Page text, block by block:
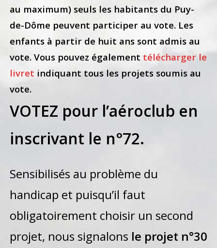
au maximum) seuls les habitants du Puy-
de-Dôme peuvent participer au vote. Les
enfants à partir de huit ans sont admis au
vote. Vous pouvez également télécharger le
livret indiquant tous les projets soumis au
vote.
VOTEZ pour l’aéroclub en
inscrivant le n°72.
Sensibilisés au problème du
handicap et puisqu’il faut
obligatoirement choisir un second
projet, nous signalons le projet n°30